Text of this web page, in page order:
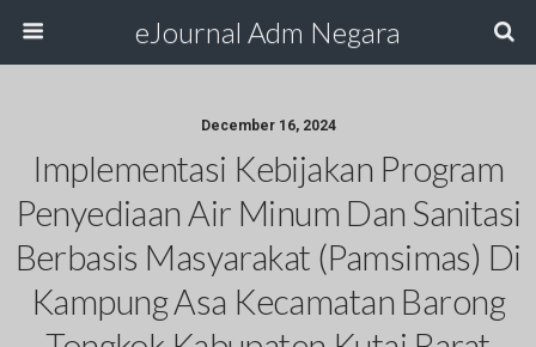
eJournal Adm Negara
December 16, 2024
Implementasi Kebijakan Program
Penyediaan Air Minum Dan Sanitasi
Berbasis Masyarakat (Pamsimas) Di
Kampung Asa Kecamatan Barong